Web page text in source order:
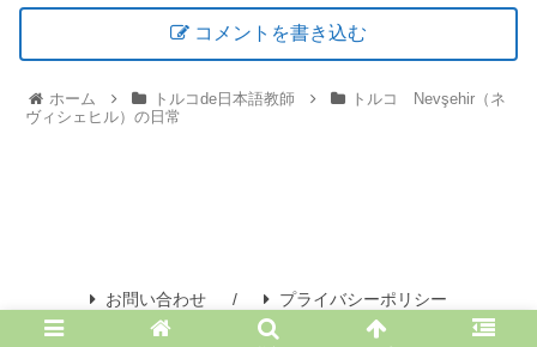
コメントを書き込む
ホーム トルコde日本語教師
トルコ Nevşehir（ネ
ヴィシェヒル）の日常
お問い合わせ プライバシーポリシー
© 2020 50歳からの留学・海外就職の実践記録！！.